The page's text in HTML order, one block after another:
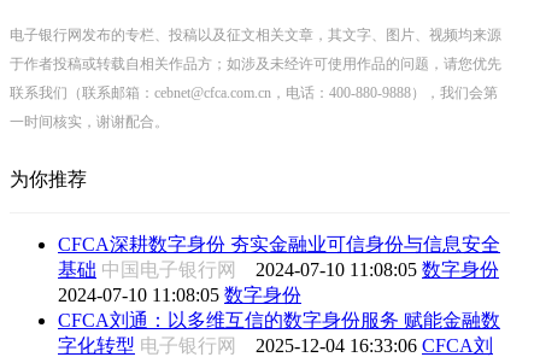
电子银行网发布的专栏、投稿以及征文相关文章，其文字、图片、视频均来源
于作者投稿或转载自相关作品方；如涉及未经许可使用作品的问题，请您优先
联系我们（联系邮箱：cebnet@cfca.com.cn，电话：400-880-9888），我们会第
一时间核实，谢谢配合。
为你推荐
CFCA深耕数字身份 夯实金融业可信身份与信息安全
基础 中国电子银行网 2024-07-10 11:08:05 数字身份
2024-07-10 11:08:05 数字身份
CFCA刘通：以多维互信的数字身份服务 赋能金融数
字化转型 电子银行网 2025-12-04 16:33:06 CFCA刘